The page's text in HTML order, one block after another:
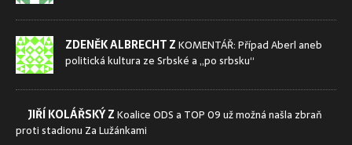
ZDENĚK ALBRECHT ZKOMENTÁŘ: Případ Aberl aneb
politická kultura ze Srbské a „po srbsku“
JIŘÍ KOLÁŘSKÝ ZKoalice ODS a TOP 09 už možná našla zbraň
proti stadionu Za Lužánkami